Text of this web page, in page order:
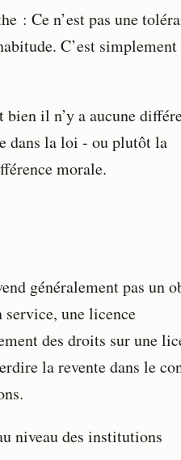
: Ce n’est pas une
C’est
il n’y a aucune
dans la loi - ou plutôt la
morale.
généralement pas un
une licence
des droits sur une
la revente dans le
niveau des institutions